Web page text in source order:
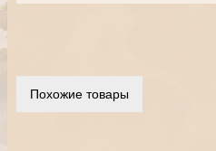
Похожие товары